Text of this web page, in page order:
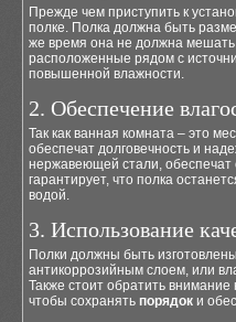
Прежде чем приступить к
полке. Полка должна быть
же время она не должна мешать
расположенные рядом с
повышенной влажности.
2. Обеспечение
Так как ванная комната – это
обеспечат долговечность и
нержавеющей стали, обеспечат
гарантирует, что полка
водой.
3. Использование
Полки должны быть
антикоррозийным слоем, или
Также стоит обратить
чтобы сохранять порядок и